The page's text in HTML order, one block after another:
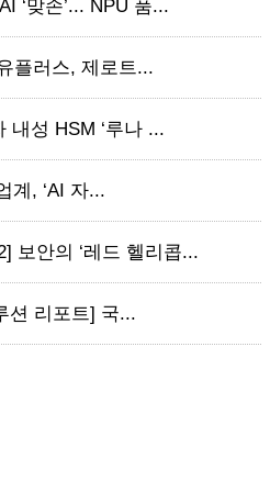
‘맞손’... NPU 품...
플러스, 제로트...
내성 HSM ‘루나 ...
계, ‘AI 자...
보안의 ‘레드 헬리콥...
션 리포트] 국...